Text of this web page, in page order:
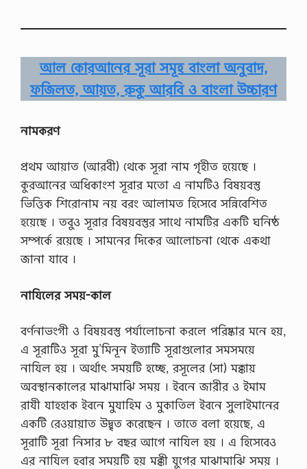
আল কোরআনের সূরা সমূহ বাংলা অনুবাদ,
ফজিলত, আয়ত, রুকু আরবি ও বাংলা উচ্চারণ
নামকরণ
প্রথম আয়াত (আরবী) থেকে সূরা নাম গৃহীত হয়েছে ।
কুরআনের অধিকাংশ সূরার মতো এ নামটিও বিষয়বস্তু
ভিত্তিক শিরোনাম নয় বরং আলামত হিসেবে সন্নিবেশিত
হয়েছে । তবুও সূরার বিষয়বস্তুর সাথে নামটির একটি ঘনিষ্ঠ
সম্পর্কে রয়েছে । সামনের দিকের আলোচনা থেকে একথা
জানা যাবে ।
নাযিলের সময়-কাল
বর্ণনাভংগী ও বিষয়বস্তু পর্যালোচনা করলে পরিষ্কার মনে হয়,
এ সূরাটিও সূরা মু’মিনূন ইত্যাটি সূরাগুলোর সমসময়ে
নাযিল হয় । অর্থাৎ সময়টি হচ্ছে, রসূলের (সা) মক্কায়
অবস্থানকালের মাঝামাঝি সময় । ইবনে জারীর ও ইমাম
রাযী যাহহাক ইবনে মুযাহিম ও মুকাতিল ইবনে সুলাইমানের
একটি রেওয়ায়াত উদ্বৃত করেছেন । তাতে বলা হয়েছে, এ
সূরাটি সূরা নিসার ৮ বছর আগে নাযিল হয় । এ হিসেবেও
এর নাযিল হবার সময়টি হয় মক্কী যুগের মাঝামাঝি সময় ।